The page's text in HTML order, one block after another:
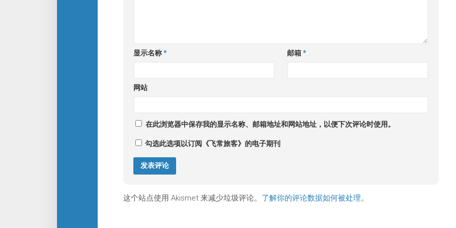
显示名称* 邮箱*
网站
在此浏览器中保存我的显示名称、邮箱地址和网站地址，以便下次评论时使用。
勾选此选项以订阅《飞常旅客》的电子期刊
这个站点使用 Akismet 来减少垃圾评论。 了解你的评论数据如何被处理。